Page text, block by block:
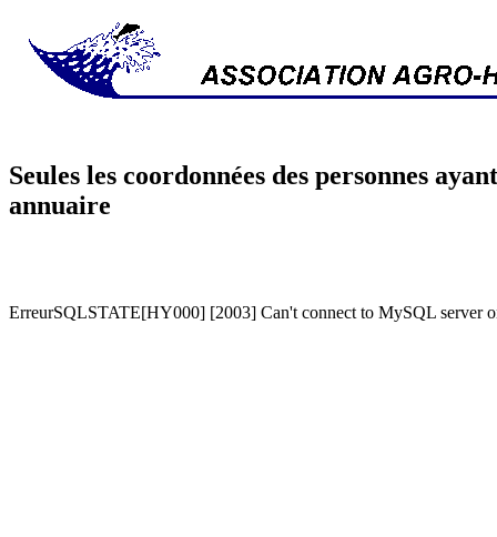
Seules les coordonnées des personnes
annuaire
ErreurSQLSTATE[HY000] [2003] Can't connect to MySQL server